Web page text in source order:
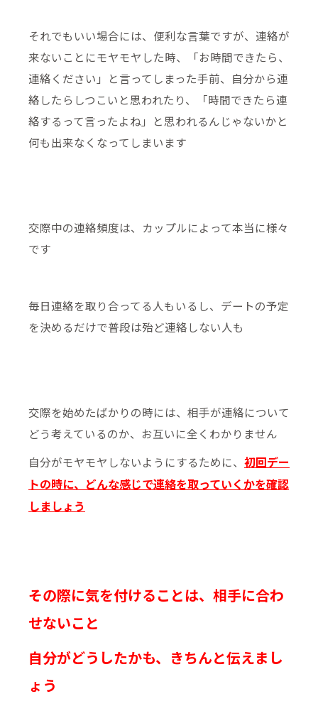
それでもいい場合には、便利な言葉ですが、連絡が
来ないことにモヤモヤした時、「お時間できたら、
連絡ください」と言ってしまった手前、自分から連
絡したらしつこいと思われたり、「時間できたら連
絡するって言ったよね」と思われるんじゃないかと
何も出来なくなってしまいます
交際中の連絡頻度は、カップルによって本当に様々
です
毎日連絡を取り合ってる人もいるし、デートの予定
を決めるだけで普段は殆ど連絡しない人も
交際を始めたばかりの時には、相手が連絡について
どう考えているのか、お互いに全くわかりません
自分がモヤモヤしないようにするために、 初回デー
トの時に、どんな感じで連絡を取っていくかを確認
しましょう
その際に気を付けることは、相手に合わ
せないこと
自分がどうしたかも、きちんと伝えまし
ょう